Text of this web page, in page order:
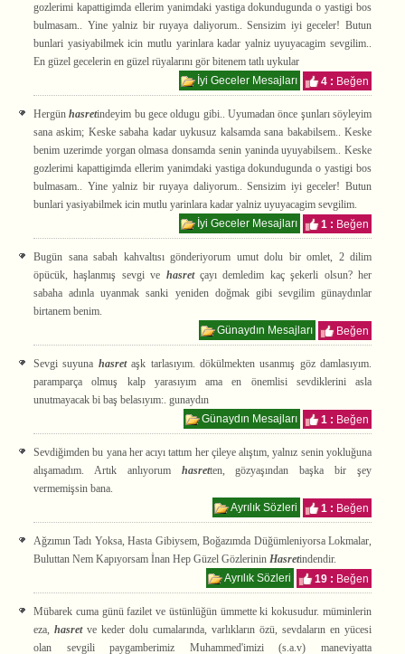
gozlerimi kapattigimda ellerim yanimdaki yastiga dokundugunda o yastigi bos
bulmasam.. Yine yalniz bir ruyaya daliyorum.. Sensizim iyi geceler! Butun
bunlari yasiyabilmek icin mutlu yarinlara kadar yalniz uyuyacagim sevgilim..
En güzel gecelerin en güzel rüyalarını gör bitenem tatlı uykular
İyi Geceler Mesajları
4 : Beğen
Hergünhasretindeyim bu gece oldugu gibi.. Uyumadan önce şunları söyleyim
sana askim; Keske sabaha kadar uykusuz kalsamda sana bakabilsem.. Keske
benim uzerimde yorgan olmasa donsamda senin yaninda uyuyabilsem.. Keske
gozlerimi kapattigimda ellerim yanimdaki yastiga dokundugunda o yastigi bos
bulmasam.. Yine yalniz bir ruyaya daliyorum.. Sensizim iyi geceler! Butun
bunlari yasiyabilmek icin mutlu yarinlara kadar yalniz uyuyacagim sevgilim.
İyi Geceler Mesajları
1 : Beğen
Bugün sana sabah kahvaltısı gönderiyorum umut dolu bir omlet, 2 dilim
öpücük, haşlanmış sevgi ve hasretçayı demledim kaç şekerli olsun? her
sabaha adınla uyanmak sanki yeniden doğmak gibi sevgilim günaydınlar
birtanem benim.
Günaydın Mesajları
Beğen
Sevgi suyuna hasretaşk tarlasıyım. dökülmekten usanmış göz damlasıyım.
paramparça olmuş kalp yarasıyım ama en önemlisi sevdiklerini asla
unutmayacak bi baş belasıyım:. gunaydın
Günaydın Mesajları
1 : Beğen
Sevdiğimden bu yana her acıyı tattım her çileye alıştım, yalnız senin yokluğuna
alışamadım. Artık anlıyorum hasretten, gözyaşından başka bir şey
vermemişsin bana.
Ayrılık Sözleri
1 : Beğen
Ağzımın Tadı Yoksa, Hasta Gibiysem, Boğazımda Düğümleniyorsa Lokmalar,
Buluttan Nem Kapıyorsam İnan Hep Güzel Gözlerinin Hasretindendir.
Ayrılık Sözleri
19 : Beğen
Mübarek cuma günü fazilet ve üstünlüğün ümmette ki kokusudur. müminlerin
eza, hasretve keder dolu cumalarında, varlıkların özü, sevdaların en yücesi
olan sevgili paygamberimiz Muhammed'imizi (s.a.v) maneviyatta